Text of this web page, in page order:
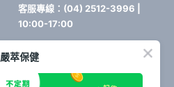
客服專線：(04) 2512-3996 |
10:00-17:00
yentsui.shop@gmail.com
公司地址：台中市豐原區育仁路114
嚴萃保健